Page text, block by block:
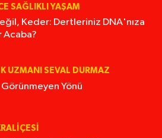
SAĞLIKLI YAŞAM
Keder: Dertleriniz DNA'nıza
Acaba?
UZMANI SEVAL DURMAZ
Yönü